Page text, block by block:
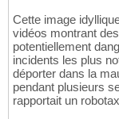
Cette image
vidéos montrant
potentiellement
incidents les plus
déporter dans la
pendant plusieurs
rapportait un